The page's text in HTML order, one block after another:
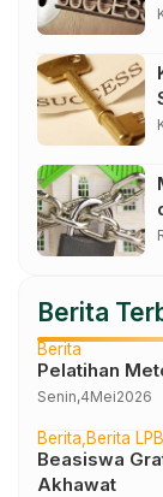
Berita
Berita
Pelatihan
Senin,4Mei2026
Berita Berita
Beasiswa
Akhawat